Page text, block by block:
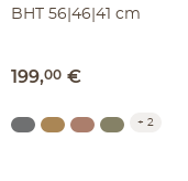
BHT 56|46|41 cm
199,00 €
+ 2